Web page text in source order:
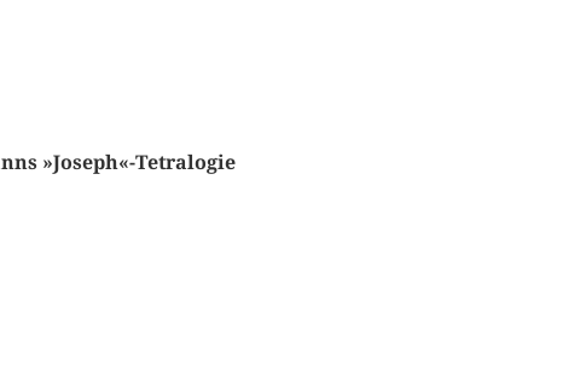
»Joseph«-Tetralogie